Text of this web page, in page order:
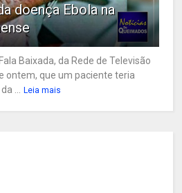
doença Ebola na
Baixada, da Rede de Televisão
ontem, que um paciente teria
...
Leia mais